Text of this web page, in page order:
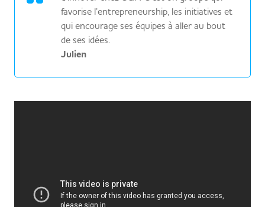
favorise l’entrepreneurship, les initiatives et
qui encourage ses équipes à aller au bout
de ses idées.
Julien